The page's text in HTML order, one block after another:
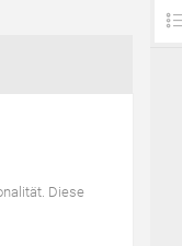
Diese